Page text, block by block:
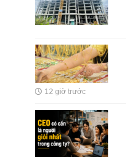
12 giờ trước